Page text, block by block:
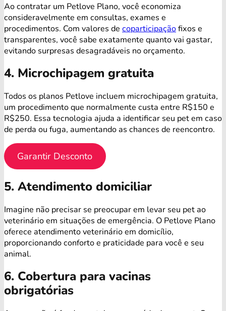
Ao contratar um Petlove Plano, você economiza
consideravelmente em consultas, exames e
procedimentos. Com valores de coparticipaçãofixos e
transparentes, você sabe exatamente quanto vai gastar,
evitando surpresas desagradáveis no orçamento.
4. Microchipagem gratuita
Todos os planos Petlove incluem microchipagem gratuita,
um procedimento que normalmente custa entre R$150 e
R$250. Essa tecnologia ajuda a identificar seu pet em caso
de perda ou fuga, aumentando as chances de reencontro.
Garantir Desconto
5. Atendimento domiciliar
Imagine não precisar se preocupar em levar seu pet ao
veterinário em situações de emergência. O Petlove Plano
oferece atendimento veterinário em domicílio,
proporcionando conforto e praticidade para você e seu
animal.
6. Cobertura para vacinas
obrigatórias